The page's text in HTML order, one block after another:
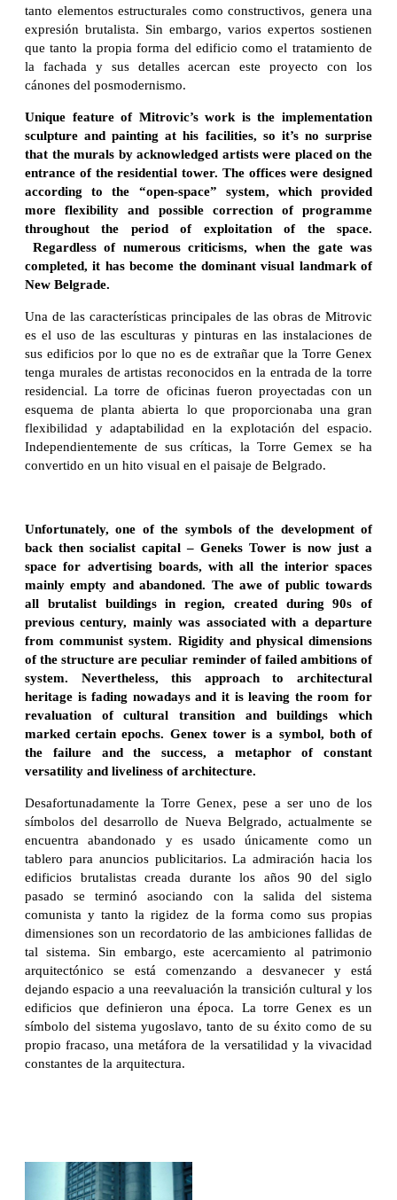
tanto elementos estructurales como constructivos, genera una
expresión brutalista. Sin embargo, varios expertos sostienen
que tanto la propia forma del edificio como el tratamiento de
la fachada y sus detalles acercan este proyecto con los
cánones del posmodernismo.
Unique feature of Mitrovic’s work is the implementation
sculpture and painting at his facilities, so it’s no surprise
that the murals by acknowledged artists were placed on the
entrance of the residential tower. The offices were designed
according to the “open-space” system, which provided
more flexibility and possible correction of programme
throughout the period of exploitation of the space.
Regardless of numerous criticisms, when the gate was
completed, it has become the dominant visual landmark of
New Belgrade.
Una de las características principales de las obras de Mitrovic
es el uso de las esculturas y pinturas en las instalaciones de
sus edificios por lo que no es de extrañar que la Torre Genex
tenga murales de artistas reconocidos en la entrada de la torre
residencial. La torre de oficinas fueron proyectadas con un
esquema de planta abierta lo que proporcionaba una gran
flexibilidad y adaptabilidad en la explotación del espacio.
Independientemente de sus críticas, la Torre Gemex se ha
convertido en un hito visual en el paisaje de Belgrado.
Unfortunately, one of the symbols of the development of
back then socialist capital – Geneks Tower is now just a
space for advertising boards, with all the interior spaces
mainly empty and abandoned. The awe of public towards
all brutalist buildings in region, created during 90s of
previous century, mainly was associated with a departure
from communist system. Rigidity and physical dimensions
of the structure are peculiar reminder of failed ambitions of
system. Nevertheless, this approach to architectural
heritage is fading nowadays and it is leaving the room for
revaluation of cultural transition and buildings which
marked certain epochs. Genex tower is a symbol, both of
the failure and the success, a metaphor of constant
versatility and liveliness of architecture.
Desafortunadamente la Torre Genex, pese a ser uno de los
símbolos del desarrollo de Nueva Belgrado, actualmente se
encuentra abandonado y es usado únicamente como un
tablero para anuncios publicitarios. La admiración hacia los
edificios brutalistas creada durante los años 90 del siglo
pasado se terminó asociando con la salida del sistema
comunista y tanto la rigidez de la forma como sus propias
dimensiones son un recordatorio de las ambiciones fallidas de
tal sistema. Sin embargo, este acercamiento al patrimonio
arquitectónico se está comenzando a desvanecer y está
dejando espacio a una reevaluación la transición cultural y los
edificios que definieron una época. La torre Genex es un
símbolo del sistema yugoslavo, tanto de su éxito como de su
propio fracaso, una metáfora de la versatilidad y la vivacidad
constantes de la arquitectura.